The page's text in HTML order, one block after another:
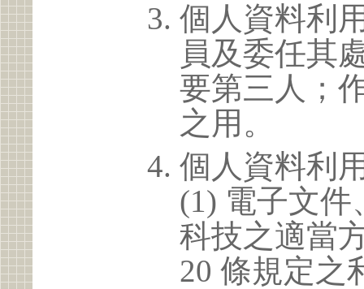
個人資料利
員及委任其
要第三人；
之用。
個人資料利
(1) 電子文
科技之適當
20 條規定之